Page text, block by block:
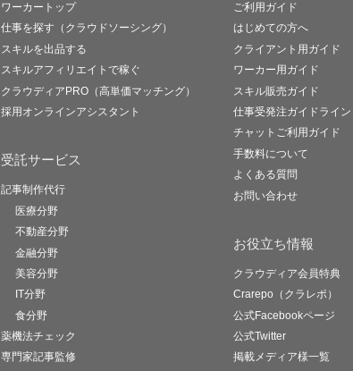
ワーカートップ
仕事を探す（クラウドソーシング）
スキルを出品する
スキルアフィリエイトで稼ぐ
クラウディアPRO（高単価マッチング）
採用オンラインアシスタント
受託サービス
記事制作代行
医療分野
不動産分野
金融分野
美容分野
IT分野
食分野
薬機法チェック
専門家記事監修
ご利用ガイド
はじめての方へ
クライアント用ガイド
ワーカー用ガイド
スキル販売ガイド
仕事受発注ガイドライン
チャットご利用ガイド
手数料について
よくある質問
お問い合わせ
お役立ち情報
クラウディア会員特典
Crarepo（クラレポ）
公式Facebookページ
公式Twitter
掲載メディア様一覧